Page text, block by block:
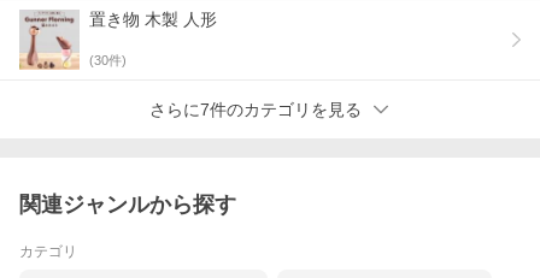
置き物 木製 人形
(30件)
さらに7件のカテゴリを見る
関連ジャンルから探す
カテゴリ